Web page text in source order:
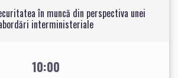
în muncă din perspectiva unei
interministeriale
10:00